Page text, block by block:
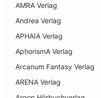
AMRA Verlag
Andrea Verlag
APHAIA Verlag
AphorismA Verlag
Arcanum Fantasy Verlag
ARENA Verlag